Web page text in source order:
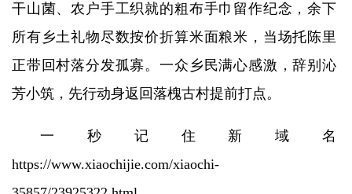
干山菌、农户手工织就的粗布手巾留作纪念，余下
所有乡土礼物尽数按价折算米面粮米，当场托陈里
正带回村落分发孤寡。一众乡民满心感激，辞别沁
芳小筑，先行动身返回落槐古村提前打点。
一秒记住新域名
https://www.xiaochijie.com/xiaochi-